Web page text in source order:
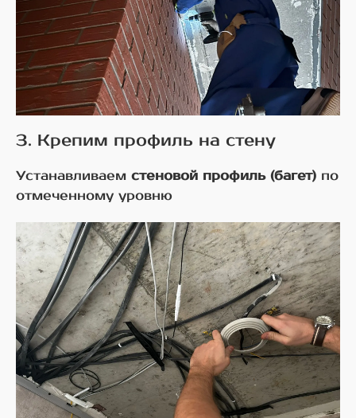
3. Крепим профиль на стену
Устанавливаем стеновой профиль (багет) по
отмеченному уровню